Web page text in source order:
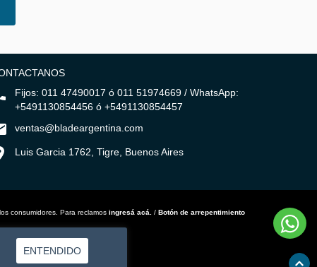
ENTENDIDO
Fijos: 011 47490017 ó 011 51974669 / WhatsApp:
+5491130854456 ó +5491130854457
ventas@bladeargentina.com
Luis Garcia 1762, Tigre, Buenos Aires
consumidores. Para reclamos ingresá acá. / Botón de arrepentimiento